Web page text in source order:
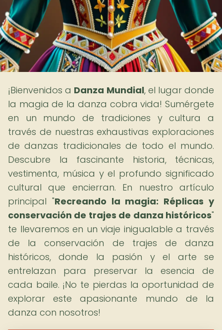
¡Bienvenidos a Danza Mundial, el lugar donde
la magia de la danza cobra vida! Sumérgete
en un mundo de tradiciones y cultura a
través de nuestras exhaustivas exploraciones
de danzas tradicionales de todo el mundo.
Descubre la fascinante historia, técnicas,
vestimenta, música y el profundo significado
cultural que encierran. En nuestro artículo
principal "Recreando la magia: Réplicas y
conservación de trajes de danza históricos"
te llevaremos en un viaje inigualable a través
de la conservación de trajes de danza
históricos, donde la pasión y el arte se
entrelazan para preservar la esencia de
cada baile. ¡No te pierdas la oportunidad de
explorar este apasionante mundo de la
danza con nosotros!